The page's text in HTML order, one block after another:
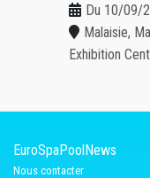
Du 10/09/
Malaisie,
Exhibition
EuroSpaPoolNews
Nous contacter